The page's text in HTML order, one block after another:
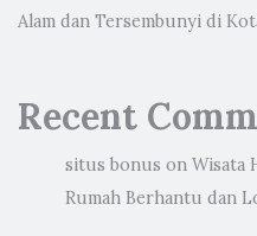
Alam dan Tersembunyi di
Recent
situs bonus on Wisata
Rumah Berhantu dan